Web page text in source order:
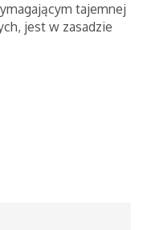
tajemnej
jest w zasadzie